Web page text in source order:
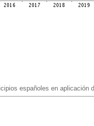
españoles en aplicación